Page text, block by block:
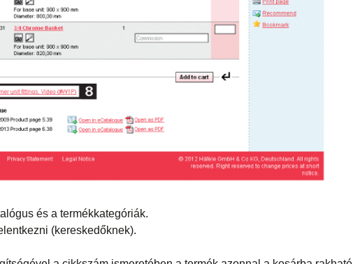
és a termékkategóriák.
(kereskedőknek).